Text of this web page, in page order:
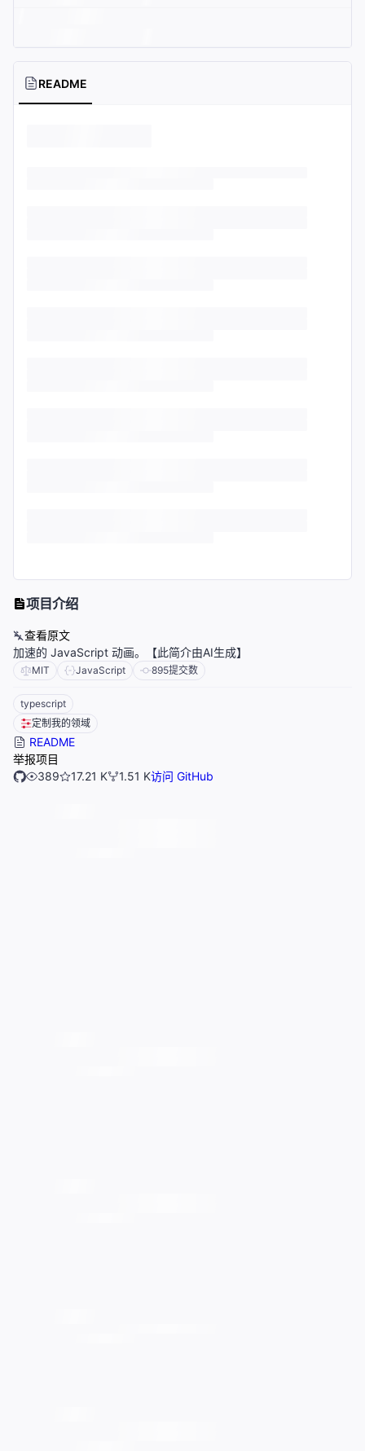
README
项目介绍
查看原文
加速的 JavaScript 动画。【此简介由AI生成】
MIT JavaScript 895提交数
typescript
定制我的领域
README
举报项目
389
17.21 K 1.51 K访问 GitHub